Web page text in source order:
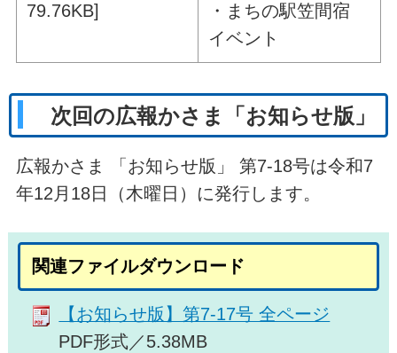
79.76KB]
・まちの駅笠間宿
イベント
次回の広報かさま「お知らせ版」
広報かさま 「お知らせ版」 第7-18号は令和7
年12月18日（木曜日）に発行します。
関連ファイルダウンロード
【お知らせ版】第7-17号 全ページ
PDF形式／5.38MB